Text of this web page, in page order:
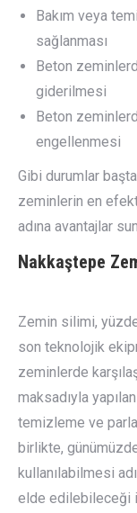
Bakım veya
sağlanması
Beton
giderilmesi
Beton
engellenmesi
Gibi durumlar
zeminlerin en
adına avantajlar
Nakkaştepe
Zemin silimi,
son teknolojik
zeminlerde
maksadıyla
temizleme ve
birlikte,
kullanılabilmesi
elde edilebileceği